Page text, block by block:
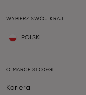
WYBIERZ SWÓJ KRAJ
POLSKI
O MARCE SLOGGI
Kariera